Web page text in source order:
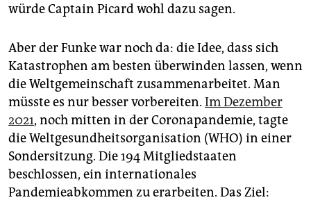
würde Captain Picard wohl dazu sagen.
Aber der Funke war noch da: die Idee, dass sich
Katastrophen am besten überwinden lassen, wenn
die Weltgemeinschaft zusammenarbeitet. Man
müsste es nur besser vorbereiten. Im Dezember
2021, noch mitten in der Coronapandemie, tagte
die Weltgesundheitsorganisation (WHO) in einer
Sondersitzung. Die 194 Mitgliedstaaten
beschlossen, ein internationales
Pandemieabkommen zu erarbeiten. Das Ziel: